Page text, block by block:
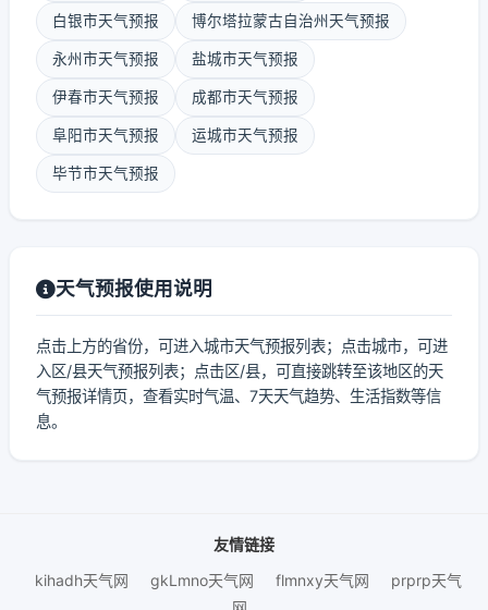
白银市天气预报 博尔塔拉蒙古自治州天气预报
永州市天气预报 盐城市天气预报
伊春市天气预报 成都市天气预报
阜阳市天气预报 运城市天气预报
毕节市天气预报
天气预报使用说明
点击上方的省份，可进入城市天气预报列表；点击城市，可进
入区/县天气预报列表；点击区/县，可直接跳转至该地区的天
气预报详情页，查看实时气温、7天天气趋势、生活指数等信
息。
友情链接
kihadh天气网
gkLmno天气网 flmnxy天气网
prprp天气